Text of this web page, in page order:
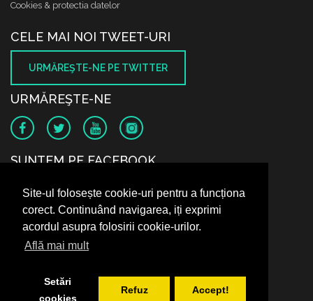
Site-ul folosește cookie-uri pentru a funcționa
corect. Continuând navigarea, iți exprimi
acordul asupra folosirii cookie-urilor.
Află mai mult
Setări
cookies
Refuz Accept!
Cookies & protectia datelor
CELE MAI NOI TWEET-URI
URMĂREŞTE-NE PE TWITTER
URMĂREŞTE-NE
SUNTEM PE FACEBOOK